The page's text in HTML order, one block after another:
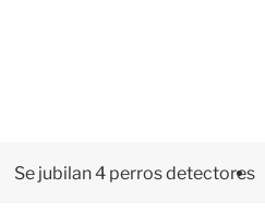
Se jubilan 4 perros detectores